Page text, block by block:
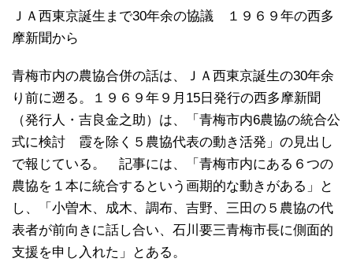
ＪＡ西東京誕生まで30年余の協議 １９６９年の西多
摩新聞から
青梅市内の農協合併の話は、ＪＡ西東京誕生の30年余
り前に遡る。１９６９年９月15日発行の西多摩新聞
（発行人・吉良金之助）は、「青梅市内6農協の統合公
式に検討 霞を除く５農協代表の動き活発」の見出し
で報じている。 記事には、「青梅市内にある６つの
農協を１本に統合するという画期的な動きがある」と
し、「小曽木、成木、調布、吉野、三田の５農協の代
表者が前向きに話し合い、石川要三青梅市長に側面的
支援を申し入れた」とある。